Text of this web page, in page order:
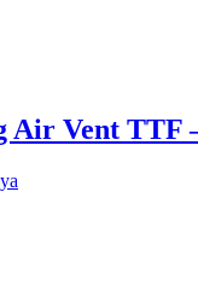
Air Vent TTF